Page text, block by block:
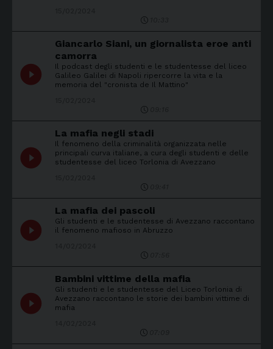
play_circle_filled
Giancarlo Siani, un giornalista eroe anti
camorra
Il podcast degli studenti e le studentesse del liceo
Galileo Galilei di Napoli ripercorre la vita e la
memoria del "cronista de Il Mattino"
play_circle_filled
La mafia negli stadi
Il fenomeno della criminalità organizzata nelle
principali curva italiane, a cura degli studenti e delle
studentesse del liceo Torlonia di Avezzano
play_circle_filled
La mafia dei pascoli
Gli studenti e le studentesse di Avezzano raccontano
il fenomeno mafioso in Abruzzo
play_circle_filled
Bambini vittime della mafia
Gli studenti e le studentesse del Liceo Torlonia di
Avezzano raccontano le storie dei bambini vittime di
mafia